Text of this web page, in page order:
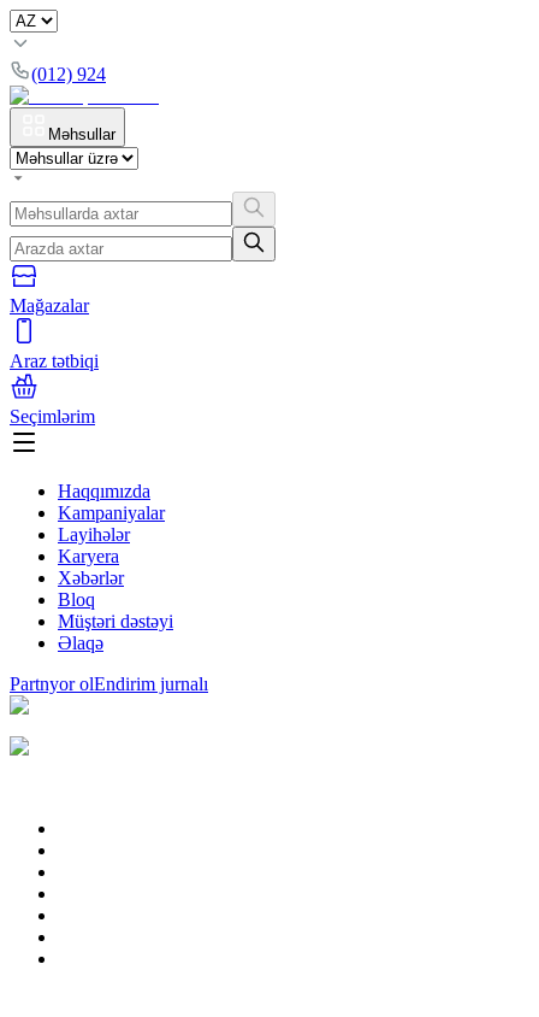
(012) 924
Məhsullar
Mağazalar
Araz tətbiqi
Seçimlərim
Haqqımızda
Kampaniyalar
Layihələr
Karyera
Xəbərlər
Bloq
Müştəri dəstəyi
Əlaqə
Partnyor olEndirim jurnalı